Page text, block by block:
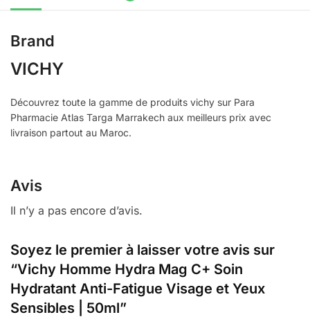
Visage
Yeux
|
Brand
VICHY
Découvrez toute la gamme de produits vichy sur Para
Pharmacie Atlas Targa Marrakech aux meilleurs prix avec
livraison partout au Maroc.
Avis
Il n’y a pas encore d’avis.
Soyez le premier à laisser votre avis sur
“Vichy Homme Hydra Mag C+ Soin
Hydratant Anti-Fatigue Visage et Yeux
Sensibles | 50ml”